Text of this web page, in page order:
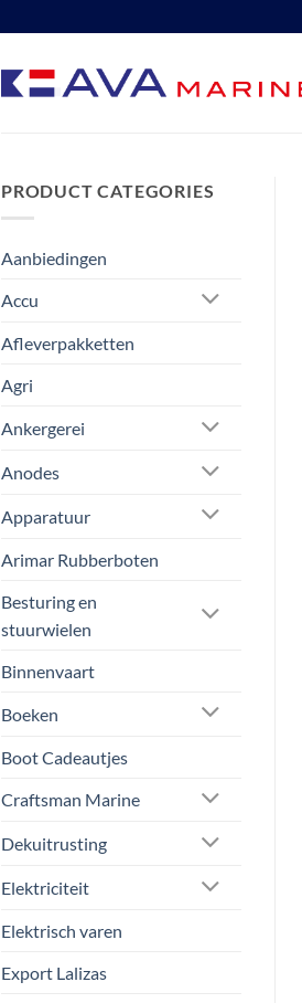
PRODUCT CATEGORIES
Aanbiedingen
Accu
Afleverpakketten
Agri
Ankergerei
Anodes
Apparatuur
Arimar Rubberboten
Besturing en
stuurwielen
Binnenvaart
Boeken
Boot Cadeautjes
Craftsman Marine
Dekuitrusting
Elektriciteit
Elektrisch varen
Export Lalizas